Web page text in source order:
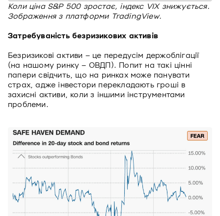
Коли ціна S&P 500 зростає, індекс VIX знижується.
Зображення з платформи TradingView.
Затребуваність безризикових активів
Безризикові активи – це передусім держоблігації
(на нашому ринку – ОВДП). Попит на такі цінні
папери свідчить, що на ринках може панувати
страх, адже інвестори перекладають гроші в
захисні активи, коли з іншими інструментами
проблеми.